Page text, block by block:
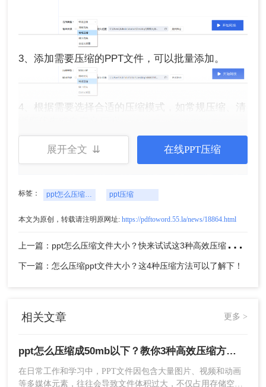
3、添加需要压缩的PPT文件，可以批量添加。
4、根据需要选择合适的压缩模式，如常规压缩、清
5、设置好参数后，点击“开始压缩”按钮，等待压缩
完成。
50MB以下的要求。
注意：在选择压缩模式时，应根据PPT文件的内容
失。压缩后的PPT文件应进行预览和检查，确保格
式和内容未发生异常变化。
展开全文 ⇊ 在线PPT压缩
标签： ppt怎么压缩成50mb以下 ppt压缩
本文为原创，转载请注明原网址: https://pdftoword.55.la/news/18864.html
上
一篇：ppt怎么压缩文件大小？快来试试这3种高效压缩方法！
下一篇：怎么压缩ppt文件大小？这4种压缩方法可以了解下！
相关文章 更多 >
ppt怎么压缩成50mb以下？教你3种高效压缩方法！
在日常工作和学习中，PPT文件因包含大量图片、视频和动画
等多媒体元素，往往会导致文件体积过大，不仅占用存储空